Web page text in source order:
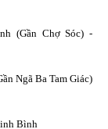
(Gần Chợ Sóc) -
Ngã Ba Tam Giác)
Bình